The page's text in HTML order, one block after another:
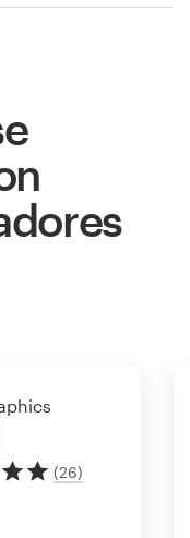
(26)